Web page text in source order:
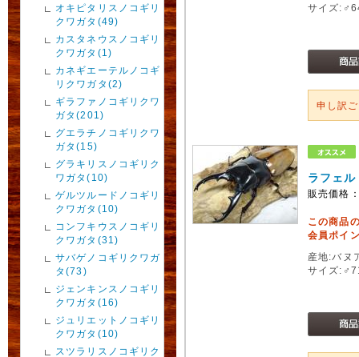
オキピタリスノコギリ
クワガタ(49)
カスタネウスノコギリ
クワガタ(1)
カネギエーテルノコギ
リクワガタ(2)
ギラファノコギリクワ
ガタ(201)
グエラチノコギリクワ
ガタ(15)
グラキリスノコギリク
ワガタ(10)
ゲルツルードノコギリ
クワガタ(10)
コンフキウスノコギリ
クワガタ(31)
サバゲノコギリクワガ
タ(73)
ジェンキンスノコギリ
クワガタ(16)
ジュリエットノコギリ
クワガタ(10)
スツラリスノコギリク
サイズ
申し訳
ラフェ
販売価格
この商品
会員ポイ
産地:バヌ
サイズ